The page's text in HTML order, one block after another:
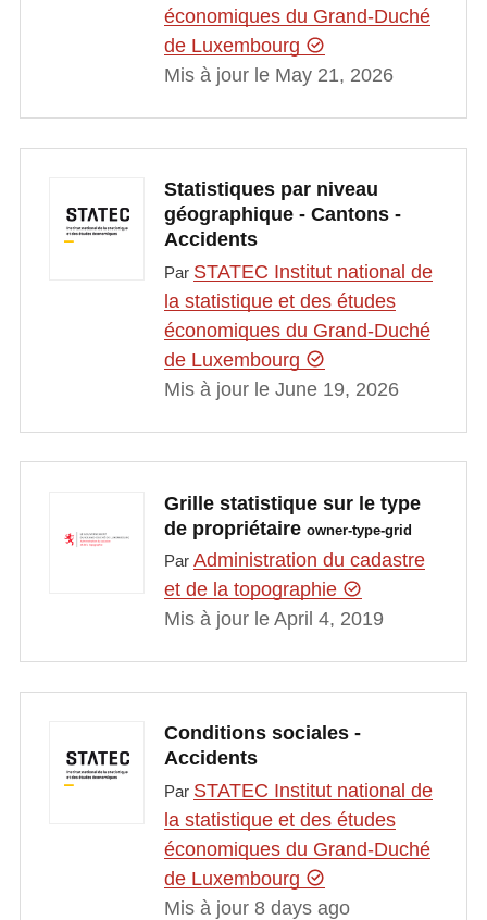
économiques du Grand-Duché
de Luxembourg
Mis à jour le May 21, 2026
Statistiques par niveau
géographique - Cantons -
Accidents
Par STATEC Institut national de
la statistique et des études
économiques du Grand-Duché
de Luxembourg
Mis à jour le June 19, 2026
Grille statistique sur le type
de propriétaire owner-type-grid
Par Administration du cadastre
et de la topographie
Mis à jour le April 4, 2019
Conditions sociales -
Accidents
Par STATEC Institut national de
la statistique et des études
économiques du Grand-Duché
de Luxembourg
Mis à jour 8 days ago